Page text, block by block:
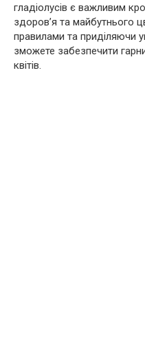
гладіолусів є важливим
здоров’я та майбутнього
правилами та приділяючи
зможете забезпечити
квітів.